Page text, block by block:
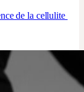
de la cellulite